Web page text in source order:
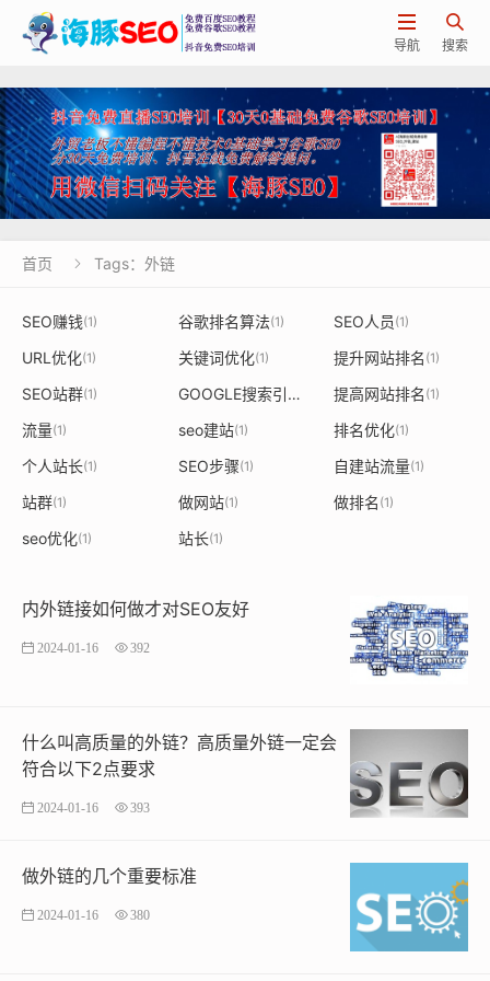

搜索

导航
首页  Tags：外链
SEO赚钱(1) 谷歌排名算法(1) SEO人员 (1)
URL优化(1) 关键词优化(1) 提升网站排名 (1)
SEO站群(1) GOOGLE搜索引擎 提高网站排名 (1)
流量(1) seo建站(1) 排名优化(1)
个人站长(1) SEO步骤(1) 自建站流量(1)
站群(1) 做网站(1) 做排名 (1)
seo优化(1) 站长(1)
内外链接如何做才对SEO友好
2024-01-16 392
什么叫高质量的外链？高质量外链一定会
符合以下2点要求
2024-01-16 393
做外链的几个重要标准
2024-01-16 380